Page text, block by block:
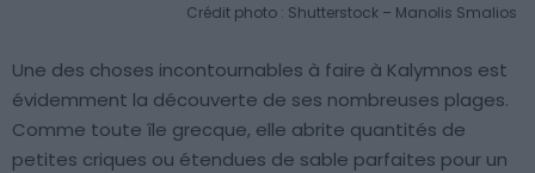
Crédit photo : Shutterstock – Manolis Smalios
Une des choses incontournables à faire à Kalymnos est
évidemment la découverte de ses nombreuses plages.
Comme toute île grecque, elle abrite quantités de
petites criques ou étendues de sable parfaites pour un